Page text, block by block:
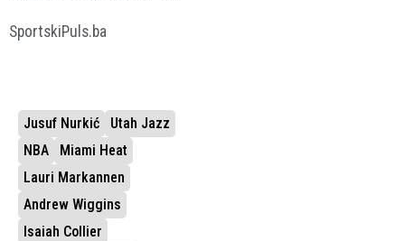
SportskiPuls.ba
Jusuf Nurkić
Utah Jazz
NBA
Miami Heat
Lauri Markannen
Andrew Wiggins
Isaiah Collier